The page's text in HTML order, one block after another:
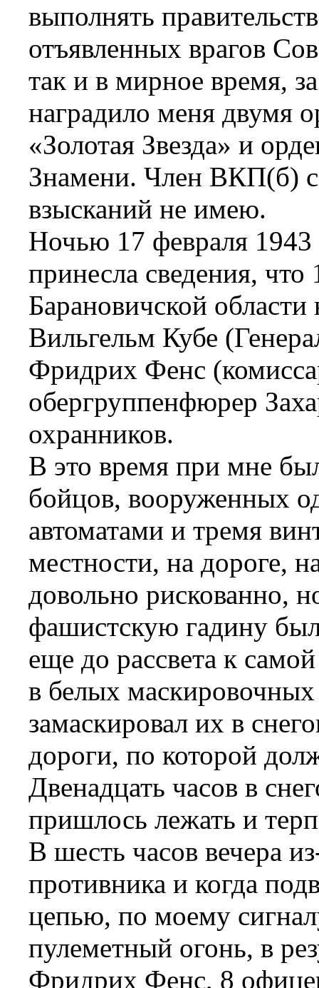
выполнять
отъявленных врагов
так и в мирное время,
наградило меня двумя
«Золотая Звезда» и
Знамени. Член ВКП(б)
взысканий не имею.
Ночью 17 февраля 1943
принесла сведения,
Барановичской
Вильгельм Кубе
Фридрих Фенс
обергруппенфюрер
охранников.
В это время при мне
бойцов, вооруженных
автоматами и тремя
местности, на дороге,
довольно рискованно,
фашистскую гадину
еще до рассвета к
в белых
замаскировал их в
дороги, по которой
Двенадцать часов в
пришлось лежать и
В шесть часов вечера
противника и когда
цепью, по моему
пулеметный огонь, в
Фридрих Фенс, 8